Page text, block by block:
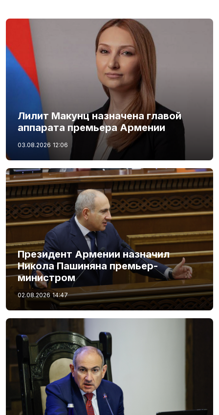
Лилит Макунц назначена главой
аппарата премьера Армении
03.08.2026 12:06
Президент Армении назначил
Никола Пашиняна премьер-
министром
02.08.2026 14:47